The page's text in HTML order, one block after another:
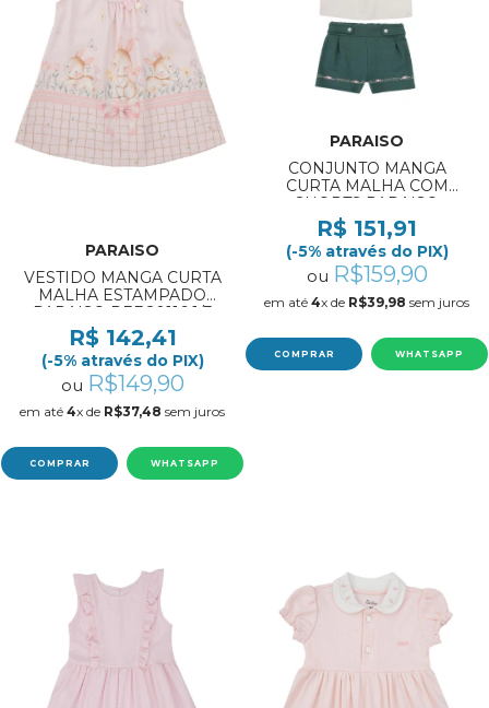
PARAISO
VESTIDO MANGA CURTA
MALHA ESTAMPADO
PARAISO REF:20116 1/3
R$ 142,41
(-5% através do PIX)
ou R$149,90
em até 4x de R$37,48 sem juros
COMPRAR WHATSAPP
PARAISO
CONJUNTO MANGA
CURTA MALHA COM
SHORTS PARAISO
REF:20078 1/4
R$ 151,91
(-5% através do PIX)
ou R$159,90
em até 4x de R$39,98 sem juros
COMPRAR WHATSAPP